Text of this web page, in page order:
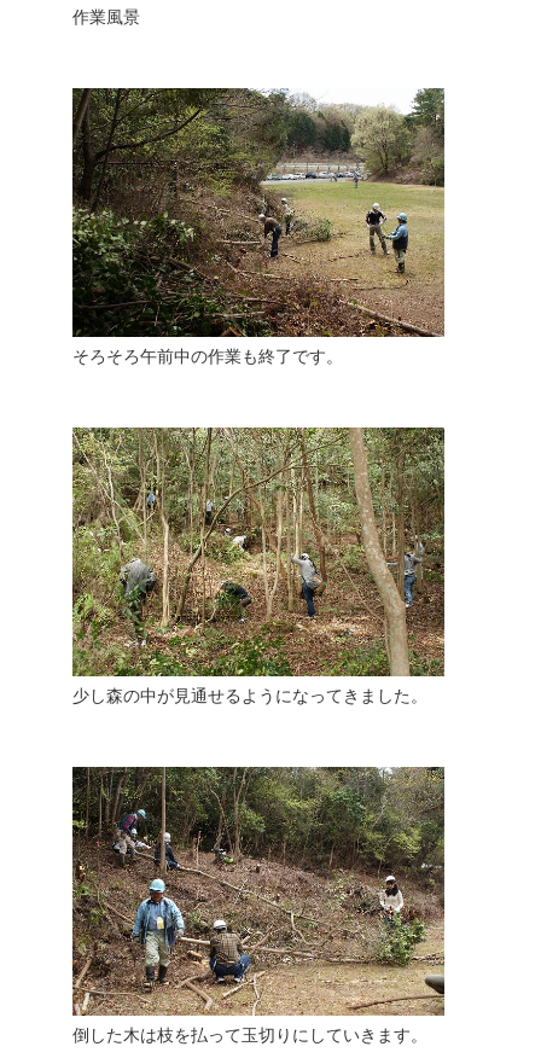
作業風景
そろそろ午前中の作業も終了です。
少し森の中が見通せるようになってきました。
倒した木は枝を払って玉切りにしていきます。